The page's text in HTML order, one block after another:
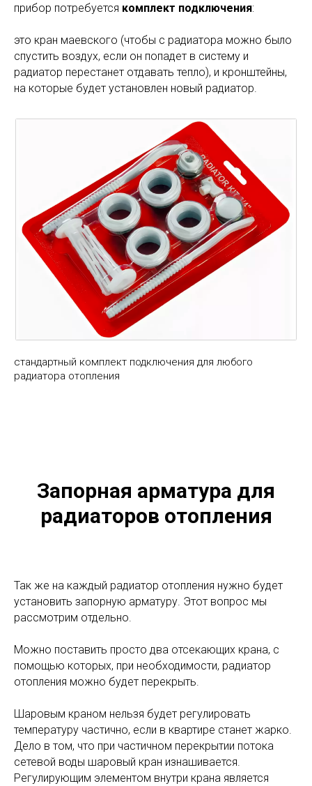
прибор потребуется комплект подключения:
это кран маевского (чтобы с радиатора можно было
спустить воздух, если он попадет в систему и
радиатор перестанет отдавать тепло), и кронштейны,
на которые будет установлен новый радиатор.
стандартный комплект подключения для любого
радиатора отопления
Запорная арматура для
радиаторов отопления
Так же на каждый радиатор отопления нужно будет
установить запорную арматуру. Этот вопрос мы
рассмотрим отдельно.
Можно поставить просто два отсекающих крана, с
помощью которых, при необходимости, радиатор
отопления можно будет перекрыть.
Шаровым краном нельзя будет регулировать
температуру частично, если в квартире станет жарко.
Дело в том, что при частичном перекрытии потока
сетевой воды шаровый кран изнашивается.
Регулирующим элементом внутри крана является